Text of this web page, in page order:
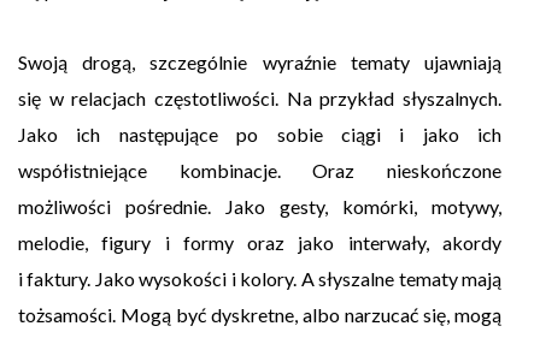
Swoją drogą, szczególnie wyraźnie tematy ujawniają
się w relacjach częstotliwości. Na przykład słyszalnych.
Jako ich następujące po sobie ciągi i jako ich
współistniejące kombinacje. Oraz nieskończone
możliwości pośrednie. Jako gesty, komórki, motywy,
melodie, figury i formy oraz jako interwały, akordy
i faktury. Jako wysokości i kolory. A słyszalne tematy mają
tożsamości. Mogą być dyskretne, albo narzucać się, mogą